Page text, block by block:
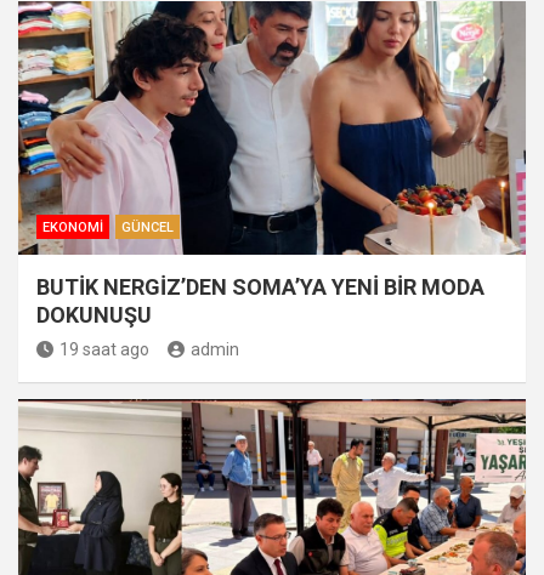
EKONOMI GÜNCEL
BUTİK NERGİZ’DEN SOMA’YA YENİ BİR MODA
DOKUNUŞU
19 saat ago admin